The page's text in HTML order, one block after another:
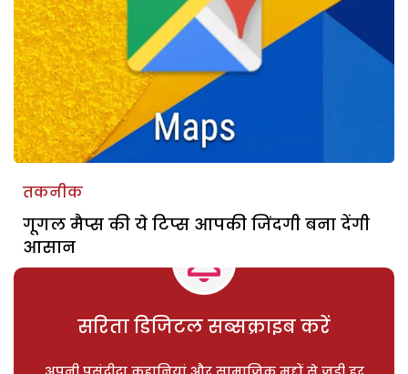
तकनीक
गूगल मैप्स की ये टिप्स आपकी जिंदगी बना देंगी
आसान
सरिता डिजिटल सब्सक्राइब करें